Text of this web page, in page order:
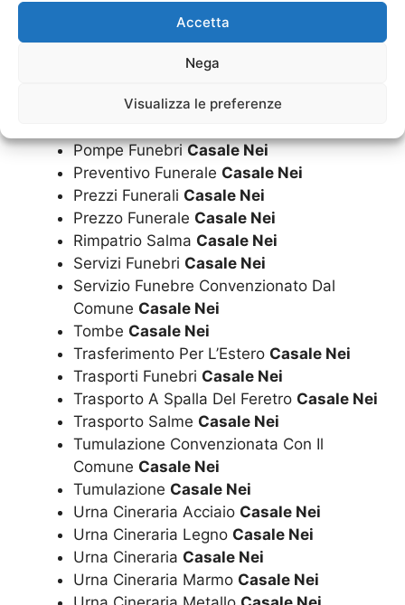
Accetta
Nega
Visualizza le preferenze
Loculi Cimiteriali
Casale Nei
Marmi Per LapidiCasale Nei
NecrologieCasale Nei
Pompe FunebriCasale Nei
Preventivo Funerale Casale Nei
Prezzi Funerali Casale Nei
Prezzo Funerale Casale Nei
Rimpatrio Salma Casale Nei
Servizi Funebri Casale Nei
Servizio Funebre Convenzionato Dal
Comune Casale Nei
Tombe Casale Nei
Trasferimento Per L’Estero Casale Nei
Trasporti Funebri Casale Nei
Trasporto A Spalla Del Feretro Casale Nei
Trasporto Salme Casale Nei
Tumulazione Convenzionata Con Il
Comune Casale Nei
Tumulazione Casale Nei
Urna Cineraria Acciaio Casale Nei
Urna Cineraria Legno Casale Nei
Urna Cineraria Casale Nei
Urna Cineraria Marmo Casale Nei